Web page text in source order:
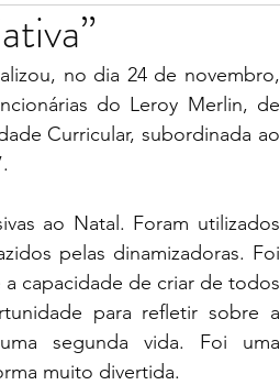
do Leroy Merlin, de
Curricular, subordinada ao
pelas dinamizadoras. Foi
capacidade de criar de todos
para refletir sobre a
segunda vida. Foi uma
muito divertida.